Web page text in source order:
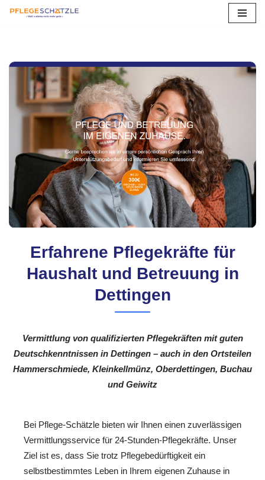
springen
Erfahrene Pflegekräfte für
Haushalt und Betreuung in
Dettingen
Vermittlung von qualifizierten Pflegekräften mit guten
Deutschkenntnissen in Dettingen – auch in den Ortsteilen
Hammerschmiede, Kleinkellmünz, Oberdettingen, Buchau
und Geiwitz
Bei Pflege-Schätzle bieten wir Ihnen einen zuverlässigen
Vermittlungsservice für 24-Stunden-Pflegekräfte. Unser
Ziel ist es, dass Sie trotz Pflegebedürftigkeit ein
selbstbestimmtes Leben in Ihrem eigenen Zuhause in